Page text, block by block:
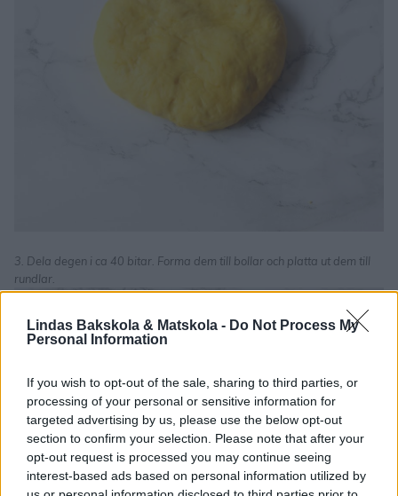
Lindas Bakskola & Matskola - Do Not Process My
Personal Information
If you wish to opt-out of the sale, sharing to third parties, or
processing of your personal or sensitive information for
targeted advertising by us, please use the below opt-out
section to confirm your selection. Please note that after your
opt-out request is processed you may continue seeing
interest-based ads based on personal information utilized by
3. Dela degen i ca 40 bitar. Forma dem till bollar och platta ut dem till
rundlar.